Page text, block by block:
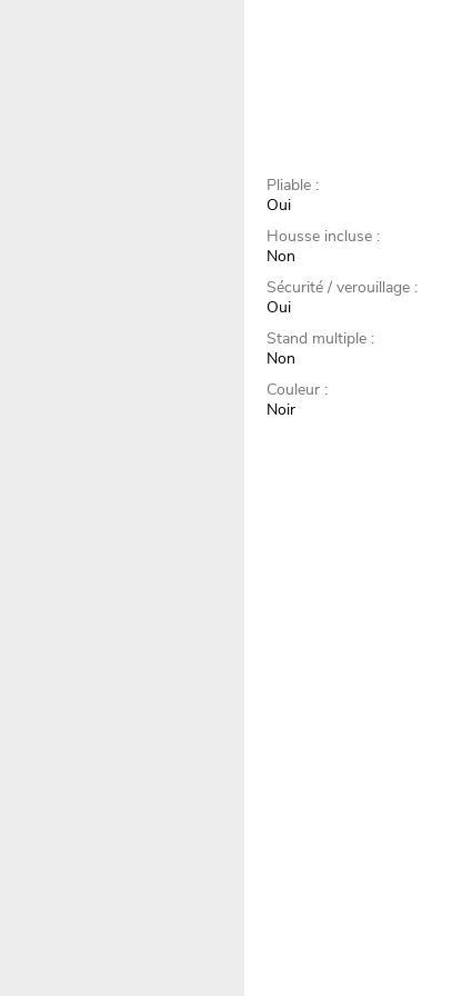
Pliable :
Oui
Housse incluse :
Non
Sécurité / verouillage :
Oui
Stand multiple :
Non
Couleur :
Noir